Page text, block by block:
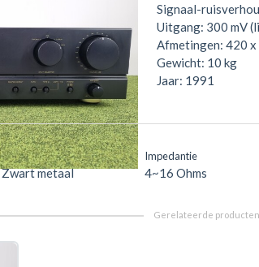
Signaal-
Uitgang: 300 mV
Afmetingen: 420 x
Gewicht: 10 kg
Jaar: 1991
Uitvoering
Zwart metaal
Impedantie
4~16 Ohms